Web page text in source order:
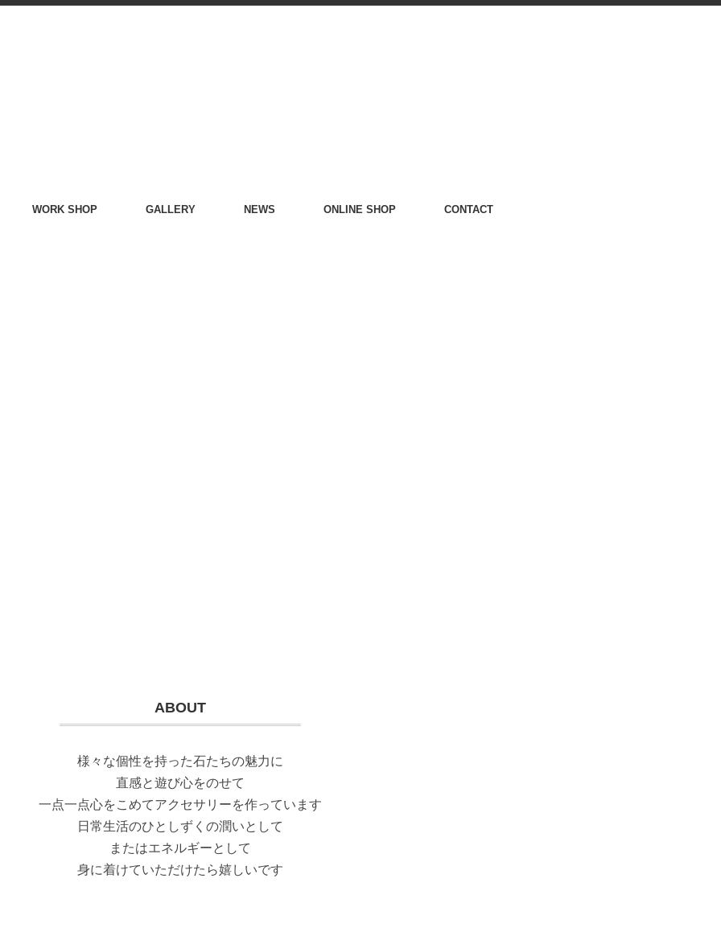
WORK SHOP GALLERY NEWS ONLINE SHOP CONTACT
ABOUT
様々な個性を持った石たちの魅力に
直感と遊び心をのせて
一点一点心をこめてアクセサリーを作っています
日常生活のひとしずくの潤いとして
またはエネルギーとして
身に着けていただけたら嬉しいです